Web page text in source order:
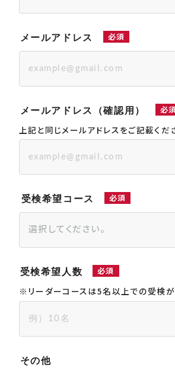
メールアドレス 必須
メールアドレス（確認用） 必
上記と同じメールアドレスをご記載くだ
受検希望コース 必須
選択してください。
受検希望人数 必須
※リーダーコースは5名以上での受検が
その他